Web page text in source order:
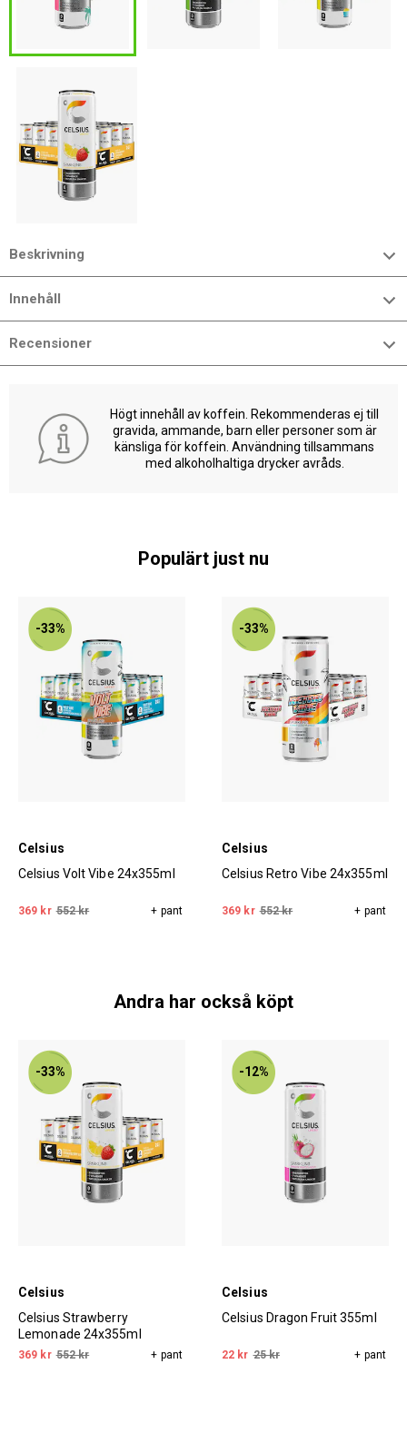
Beskrivning
Innehåll
Recensioner
Högt innehåll av koffein. Rekommenderas ej till
gravida, ammande, barn eller personer som är
känsliga för koffein. Användning tillsammans
med alkoholhaltiga drycker avråds.
Populärt just nu
-33%
Celsius
Celsius Volt Vibe 24x355ml
369 kr 552 kr + pant
-33%
Celsius
Celsius Retro Vibe 24x355ml
369 kr 552 kr + pant
Andra har också köpt
-33%
Celsius
Celsius Strawberry
Lemonade 24x355ml
369 kr 552 kr + pant
-12%
Celsius
Celsius Dragon Fruit 355ml
22 kr 25 kr + pant